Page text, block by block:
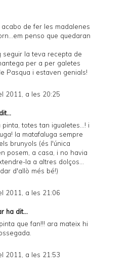
acabo de fer les madalenes
penso que quedaran
seguir la teva recepta de
per a per galetes
Pasqua i estaven genials!
2011, a les 20:25
totes tan igualetes...! i
la matafaluga sempre
brunyols (és l'única
posem, a casa, i no havia
la a altres dolços...
d'allò més bé!)
2011, a les 21:06
ha dit...
que fan!!! ara mateix hi
2011, a les 21:53